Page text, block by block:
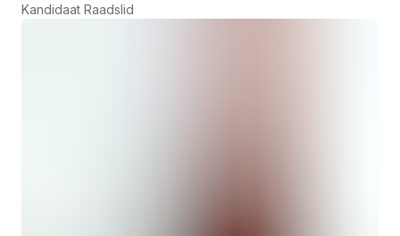
Kandidaat Raadslid